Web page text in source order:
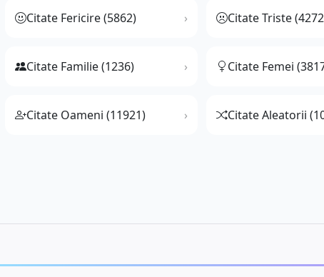
Citate Fericire (5862) Citate Triste
Citate Familie (1236) Citate Femei
Citate Oameni (11921) Citate Aleatorii